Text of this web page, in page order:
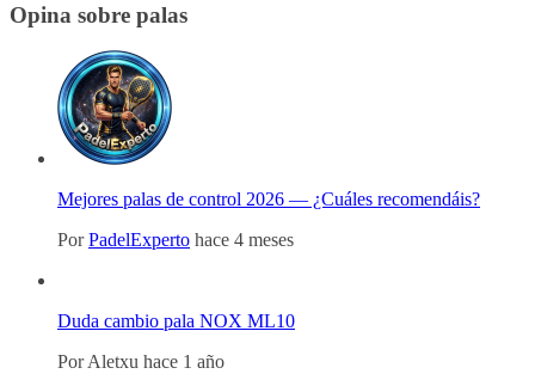
Opina sobre palas
Mejores palas de control 2026 — ¿Cuáles recomendáis?
PorPadelExperto hace 4 meses
Duda cambio pala NOX ML10
PorAletxu hace 1 año